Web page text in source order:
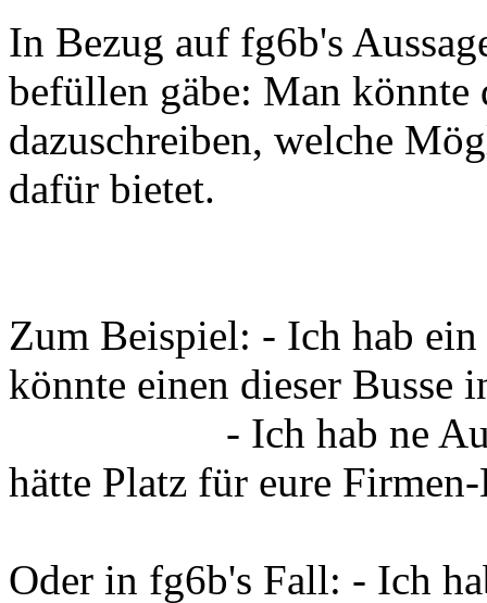
In Bezug auf fg6b's
befüllen gäbe: Man
dazuschreiben, welche
dafür bietet.
Zum Beispiel: - Ich hab ein
könnte einen dieser Busse
- Ich hab ne
hätte Platz für eure
Oder in fg6b's Fall: - Ich